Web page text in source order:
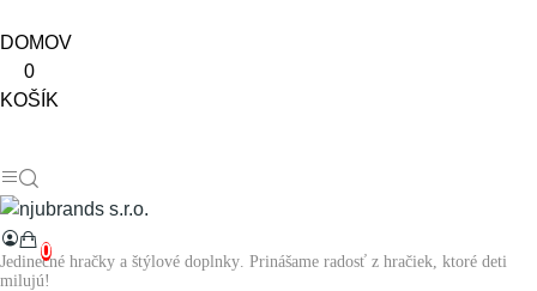
DOMOV
0
KOŠÍK
0
Jedinečné hračky a štýlové doplnky. Prinášame radosť z hračiek, ktoré deti
milujú!